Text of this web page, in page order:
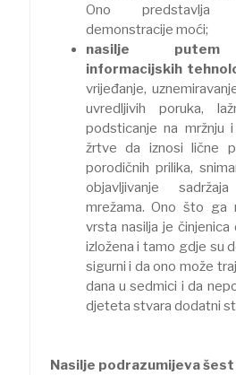
Ono predstavlja
demonstracije moći;
nasilje putem
informacijskih
vrijeđanje,
uvredljivih poruka,
podsticanje na mržnju
žrtve da iznosi lične
porodičnih prilika,
objavljivanje
mrežama. Ono što ga
vrsta nasilja je
izložena i tamo gdje su
sigurni i da ono može
dana u sedmici i da
djeteta stvara dodatni
Nasilje podrazumijeva